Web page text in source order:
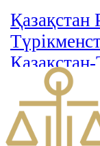
Қазақстан
Заңы